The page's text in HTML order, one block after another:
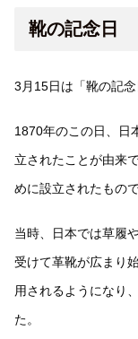
靴の記念日
3月15日は「靴の記念
1870年のこの日、日
立されたことが由来
めに設立されたもの
当時、日本では草履
受けて革靴が広まり
用されるようになり
た。